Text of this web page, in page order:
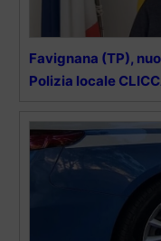
Favignana (TP),
Polizia locale